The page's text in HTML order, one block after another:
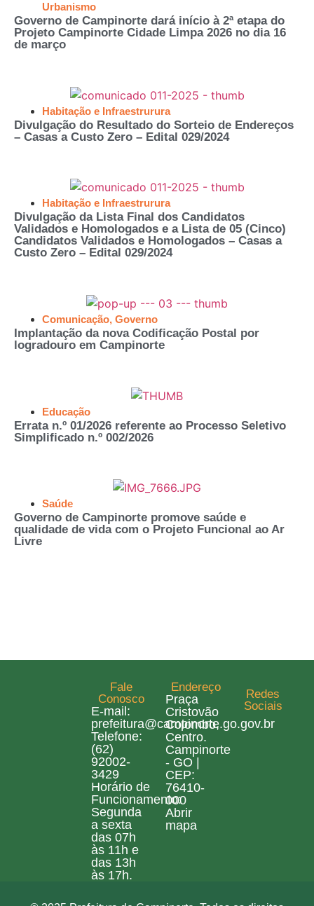
Urbanismo
Governo de Campinorte dará início à 2ª etapa do
Projeto Campinorte Cidade Limpa 2026 no dia 16
de março
Habitação e Infraestrurura
Divulgação do Resultado do Sorteio de Endereços
– Casas a Custo Zero – Edital 029/2024
Habitação e Infraestrurura
Divulgação da Lista Final dos Candidatos
Validados e Homologados e a Lista de 05 (Cinco)
Candidatos Validados e Homologados – Casas a
Custo Zero – Edital 029/2024
Comunicação, Governo
Implantação da nova Codificação Postal por
logradouro em Campinorte
Educação
Errata n.º 01/2026 referente ao Processo Seletivo
Simplificado n.º 002/2026
Saúde
Governo de Campinorte promove saúde e
qualidade de vida com o Projeto Funcional ao Ar
Livre
Fale
Conosco
E-mail:
prefeitura@campinorte.go.gov.br
Telefone:
(62)
92002-
3429
Horário de
Funcionamento:
Segunda
a sexta
das 07h
às 11h e
das 13h
às 17h.
Endereço
Praça
Cristovão
Colombo,
Centro.
Campinorte
- GO |
CEP:
76410-
000
Abrir
mapa
Redes
Sociais